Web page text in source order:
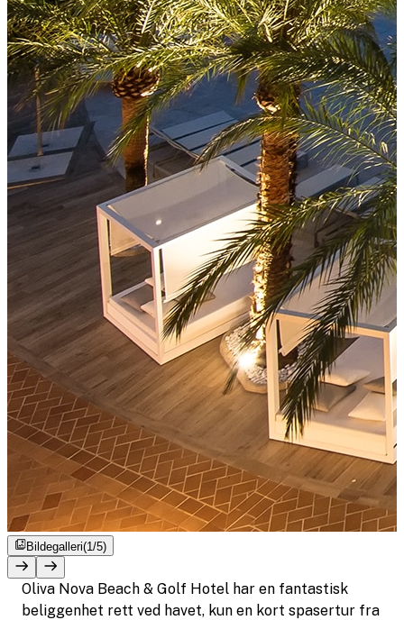
Bildegalleri(1/5)
Oliva Nova Beach & Golf Hotel har en fantastisk
beliggenhet rett ved havet, kun en kort spasertur fra